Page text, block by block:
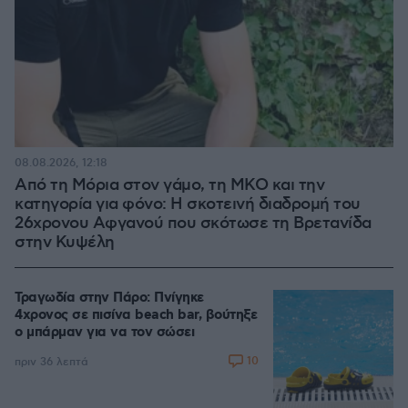
Από τη Μόρια στον γάμο, τη ΜΚΟ και την
κατηγορία για φόνο: Η σκοτεινή διαδρομή του
26χρονου Αφγανού που σκότωσε τη Βρετανίδα
στην Κυψέλη
08.08.2026, 12:18
Τραγωδία στην Πάρο: Πνίγηκε
4χρονος σε πισίνα beach bar, βούτηξε
ο μπάρμαν για να τον σώσει
πριν 36 λεπτά 10